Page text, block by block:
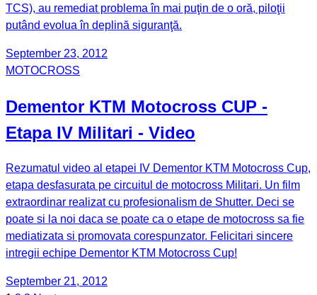
TCS), au remediat problema în mai puţin de o oră, piloţii
putând evolua în deplină siguranţă.
September 23, 2012
MOTOCROSS
Dementor KTM Motocross CUP -
Etapa IV Militari - Video
Rezumatul video al etapei IV Dementor KTM Motocross Cup,
etapa desfasurata pe circuitul de motocross Militari. Un film
extraordinar realizat cu profesionalism de Shutter. Deci se
poate si la noi daca se poate ca o etape de motocross sa fie
mediatizata si promovata corespunzator. Felicitari sincere
intregii echipe Dementor KTM Motocross Cup!
September 21, 2012